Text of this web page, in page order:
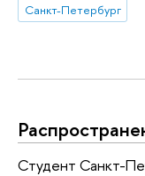
Санкт-Петербург
Студент Санкт-